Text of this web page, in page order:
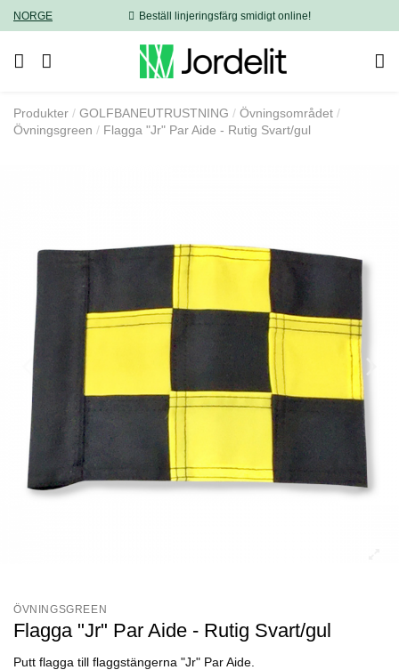
NORGE Beställ linjeringsfärg smidigt online!
Produkter GOLFBANEUTRUSTNING
Övningsområdet
Övningsgreen
Flagga "Jr" Par Aide - Rutig Svart/gul
ÖVNINGSGREEN
Flagga "Jr" Par Aide - Rutig Svart/gul
Putt flagga till flaggstängerna "Jr" Par Aide.